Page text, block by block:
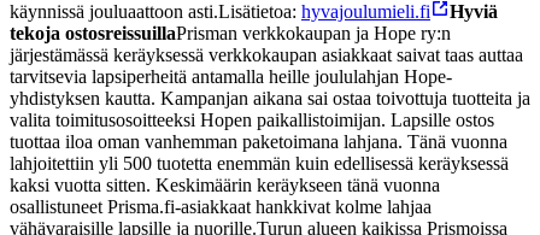
käynnissä jouluaattoon asti.Lisätietoa: hyvajoulumieli.fi
Hyviä
tekoja ostosreissuillaPrisman verkkokaupan ja Hope ry:n
järjestämässä keräyksessä verkkokaupan asiakkaat saivat taas auttaa
tarvitsevia lapsiperheitä antamalla heille joululahjan Hope-
yhdistyksen kautta. Kampanjan aikana sai ostaa toivottuja tuotteita ja
valita toimitusosoitteeksi Hopen paikallistoimijan. Lapsille ostos
tuottaa iloa oman vanhemman paketoimana lahjana. Tänä vuonna
lahjoitettiin yli 500 tuotetta enemmän kuin edellisessä keräyksessä
kaksi vuotta sitten. Keskimäärin keräykseen tänä vuonna
osallistuneet Prisma.fi-asiakkaat hankkivat kolme lahjaa
vähävaraisille lapsille ja nuorille.Turun alueen kaikissa Prismoissa